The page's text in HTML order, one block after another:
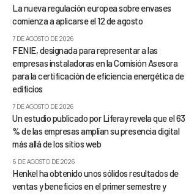
La nueva regulación europea sobre envases
comienza a aplicarse el 12 de agosto
7 DE AGOSTO DE 2026
FENIE, designada para representar a las
empresas instaladoras en la Comisión Asesora
para la certificación de eficiencia energética de
edificios
7 DE AGOSTO DE 2026
Un estudio publicado por Liferay revela que el 63
% de las empresas amplían su presencia digital
más allá de los sitios web
6 DE AGOSTO DE 2026
Henkel ha obtenido unos sólidos resultados de
ventas y beneficios en el primer semestre y